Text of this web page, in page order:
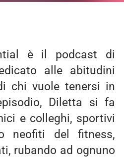
è il podcast di
alle abitudini
chi vuole tenersi in
Diletta si fa
e colleghi, sportivi
neofiti del fitness,
rubando ad ognuno